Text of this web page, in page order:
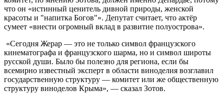
что он «истинный ценитель дивной природы, женской
красоты и "напитка Богов"». Депутат считает, что актёр
сумеет «внести огромный вклад в развитие полуострова».
«Сегодня Жерар — это не только символ французского
кинематографа и французского шарма, но и символ широты
русской души. Было бы полезно для региона, если бы
всемирно известный эксперт в области виноделия возглавил
государственную структуру — комитет или же общественную
структуру виноделов Крыма», — сказал Зотов.